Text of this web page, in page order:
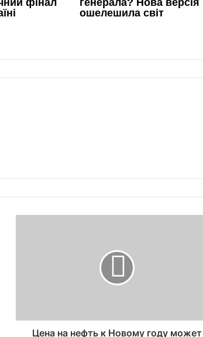
Цена на нефть к Новому году может